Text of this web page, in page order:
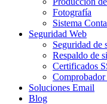
Fotografía
Sistema
Seguridad Web
Seguridad de
Respaldo de
Certificados
Comprobador
Soluciones Email
Blog